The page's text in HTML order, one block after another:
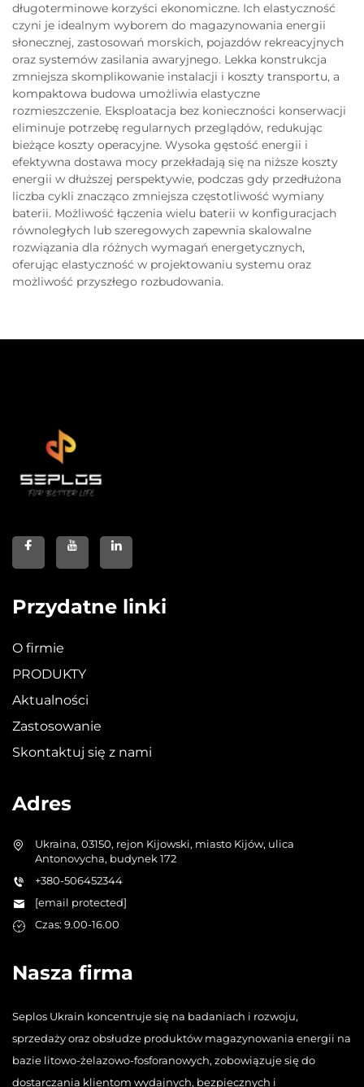
długoterminowe korzyści ekonomiczne. Ich elastyczność
czyni je idealnym wyborem do magazynowania energii
słonecznej, zastosowań morskich, pojazdów rekreacyjnych
oraz systemów zasilania awaryjnego. Lekka konstrukcja
zmniejsza skomplikowanie instalacji i koszty transportu, a
kompaktowa budowa umożliwia elastyczne
rozmieszczenie. Eksploatacja bez konieczności konserwacji
eliminuje potrzebę regularnych przeglądów, redukując
bieżące koszty operacyjne. Wysoka gęstość energii i
efektywna dostawa mocy przekładają się na niższe koszty
energii w dłuższej perspektywie, podczas gdy przedłużona
liczba cykli znacząco zmniejsza częstotliwość wymiany
baterii. Możliwość łączenia wielu baterii w konfiguracjach
równoległych lub szeregowych zapewnia skalowalne
rozwiązania dla różnych wymagań energetycznych,
oferując elastyczność w projektowaniu systemu oraz
możliwość przyszłego rozbudowania.
Przydatne linki
O firmie
PRODUKTY
Aktualności
Zastosowanie
Skontaktuj się z nami
Adres
Ukraina, 03150, rejon Kijowski, miasto Kijów, ulica
Antonovycha, budynek 172
+380-506452344
[email protected]
Czas: 9.00-16.00
Nasza firma
Seplos Ukrain koncentruje się na badaniach i rozwoju,
sprzedaży oraz obsłudze produktów magazynowania energii na
bazie litowo-żelazowo-fosforanowych, zobowiązuje się do
dostarczania klientom wydajnych, bezpiecznych i